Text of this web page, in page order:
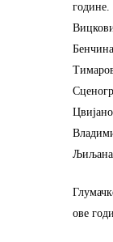
године.
ове